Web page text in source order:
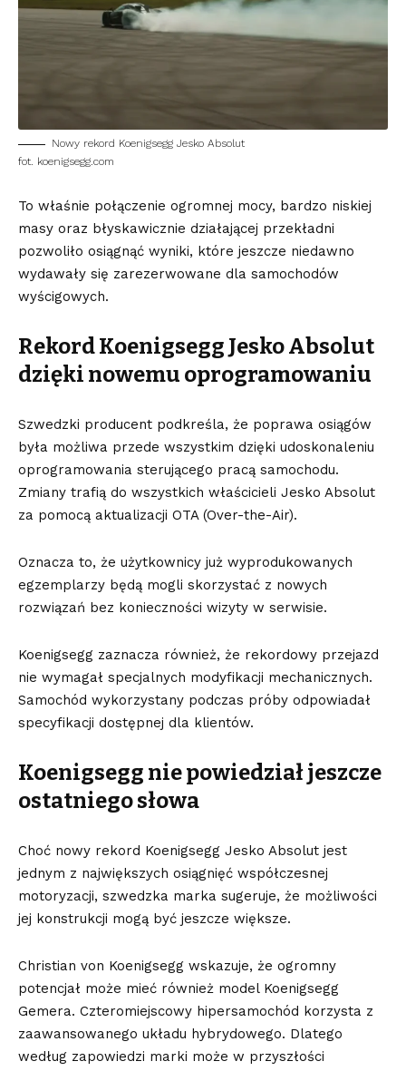
Nowy rekord Koenigsegg Jesko Absolut
fot. koenigsegg.com
To właśnie połączenie ogromnej mocy, bardzo niskiej
masy oraz błyskawicznie działającej przekładni
pozwoliło osiągnąć wyniki, które jeszcze niedawno
wydawały się zarezerwowane dla samochodów
wyścigowych.
Rekord Koenigsegg Jesko Absolut
dzięki nowemu oprogramowaniu
Szwedzki producent podkreśla, że poprawa osiągów
była możliwa przede wszystkim dzięki udoskonaleniu
oprogramowania sterującego pracą samochodu.
Zmiany trafią do wszystkich właścicieli Jesko Absolut
za pomocą aktualizacji OTA (Over-the-Air).
Oznacza to, że użytkownicy już wyprodukowanych
egzemplarzy będą mogli skorzystać z nowych
rozwiązań bez konieczności wizyty w serwisie.
Koenigsegg zaznacza również, że rekordowy przejazd
nie wymagał specjalnych modyfikacji mechanicznych.
Samochód wykorzystany podczas próby odpowiadał
specyfikacji dostępnej dla klientów.
Koenigsegg nie powiedział jeszcze
ostatniego słowa
Choć nowy rekord Koenigsegg Jesko Absolut jest
jednym z największych osiągnięć współczesnej
motoryzacji, szwedzka marka sugeruje, że możliwości
jej konstrukcji mogą być jeszcze większe.
Christian von Koenigsegg wskazuje, że ogromny
potencjał może mieć również model Koenigsegg
Gemera. Czteromiejscowy hipersamochód korzysta z
zaawansowanego układu hybrydowego. Dlatego
według zapowiedzi marki może w przyszłości